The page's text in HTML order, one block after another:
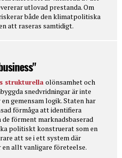
utlovad prestanda. Om
både den klimatpolitiska
att raseras samtidigt.
strukturella olönsamhet och
snedvridningar är inte
gemensam logik. Staten har
förmåga att identifiera
förment marknadsbaserad
politiskt konstruerat som en
att se i ett system där
allt vanligare företeelse.